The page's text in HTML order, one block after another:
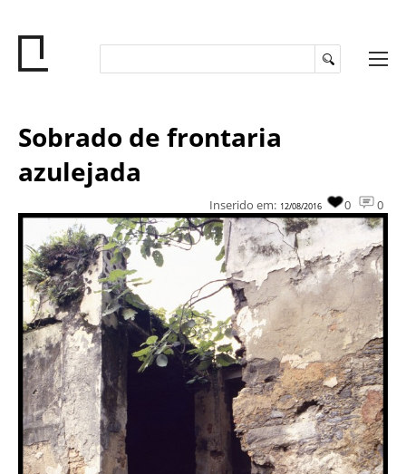
Sobrado de frontaria
azulejada
0
0
Inserido em: 12/08/2016